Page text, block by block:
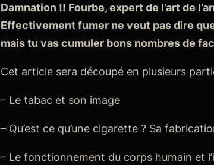
Damnation !! Fourbe, expert de l’art de
Effectivement fumer ne veut pas dire
mais tu vas cumuler bons nombres de
Cet article sera découpé en plusieurs
– Le tabac et son image
– Qu’est ce qu’une cigarette ? Sa
– Le fonctionnement du corps humain et